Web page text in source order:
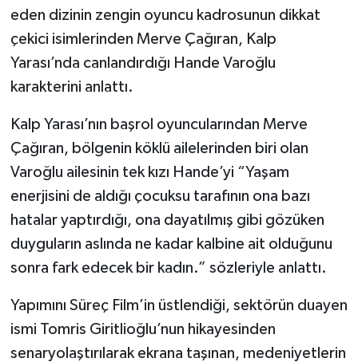
eden dizinin zengin oyuncu kadrosunun dikkat
çekici isimlerinden Merve Çağıran, Kalp
Yarası’nda canlandırdığı Hande Varoğlu
karakterini anlattı.
Kalp Yarası’nın başrol oyuncularından Merve
Çağıran, bölgenin köklü ailelerinden biri olan
Varoğlu ailesinin tek kızı Hande’yi “Yaşam
enerjisini de aldığı çocuksu tarafının ona bazı
hatalar yaptırdığı, ona dayatılmış gibi gözüken
duyguların aslında ne kadar kalbine ait olduğunu
sonra fark edecek bir kadın.” sözleriyle anlattı.
Yapımını Süreç Film’in üstlendiği, sektörün duayen
ismi Tomris Giritlioğlu’nun hikayesinden
senaryolaştırılarak ekrana taşınan, medeniyetlerin